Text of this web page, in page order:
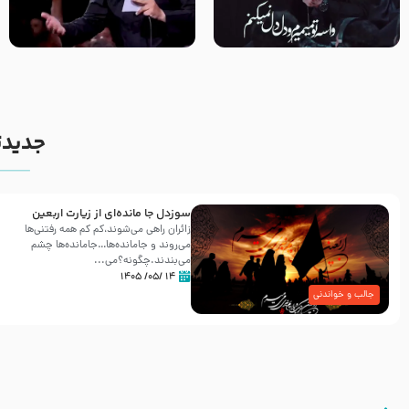
مصداق کربلا – حاج حسین سیب
شور ، حسینا! به‌ حق زهرا «أُنْظُرْ
إِلَینا» – عزاداری شب هفتم ماه
جالب و خواندنی
سوزدل جا مانده‌ای از زیارت اربعین
زائران راهی می‌شوند،کم‌ کم همه رفتنی‌ها
می‌روند و جامانده‌ها…جامانده‌ها چشم
می‌بندند.چگونه؟می‌...
۱۴ /۰۵/ ۱۴۰۵